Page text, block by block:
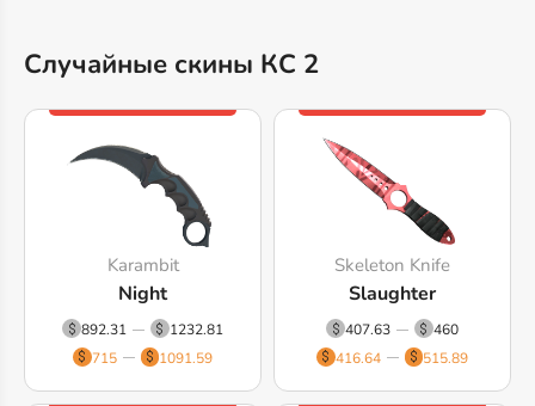
Случайные скины КС 2
Karambit
Night
892.31
1232.81
715
1091.59
Skeleton Knife
Slaughter
407.63
460
416.64
515.89